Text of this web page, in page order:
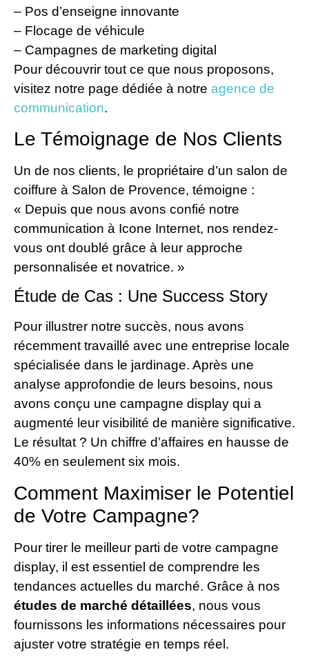
– Pos d’enseigne innovante
– Flocage de véhicule
– Campagnes de marketing digital
Pour découvrir tout ce que nous proposons,
visitez notre page dédiée à notre agence de
communication.
Le Témoignage de Nos Clients
Un de nos clients, le propriétaire d’un salon de
coiffure à Salon de Provence, témoigne :
« Depuis que nous avons confié notre
communication à Icone Internet, nos rendez-
vous ont doublé grâce à leur approche
personnalisée et novatrice. »
Étude de Cas : Une Success Story
Pour illustrer notre succès, nous avons
récemment travaillé avec une entreprise locale
spécialisée dans le jardinage. Après une
analyse approfondie de leurs besoins, nous
avons conçu une campagne display qui a
augmenté leur visibilité de manière significative.
Le résultat ? Un chiffre d’affaires en hausse de
40% en seulement six mois.
Comment Maximiser le Potentiel
de Votre Campagne?
Pour tirer le meilleur parti de votre campagne
display, il est essentiel de comprendre les
tendances actuelles du marché. Grâce à nos
études de marché détaillées, nous vous
fournissons les informations nécessaires pour
ajuster votre stratégie en temps réel.